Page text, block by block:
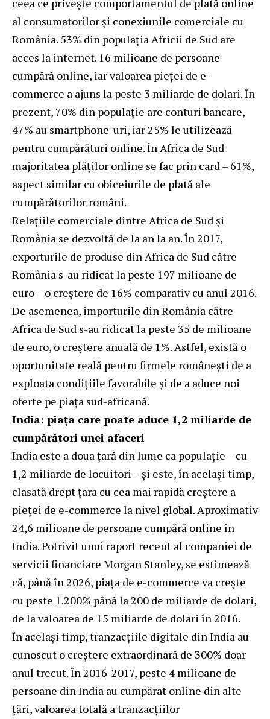
ceea ce privește comportamentul de plată online
al consumatorilor și conexiunile comerciale cu
România. 53% din populația Africii de Sud are
acces la internet. 16 milioane de persoane
cumpără online, iar valoarea pieței de e-
commerce a ajuns la peste 3 miliarde de dolari. În
prezent, 70% din populație are conturi bancare,
47% au smartphone-uri, iar 25% le utilizează
pentru cumpărături online. În Africa de Sud
majoritatea plăților online se fac prin card – 61%,
aspect similar cu obiceiurile de plată ale
cumpărătorilor români.
Relațiile comerciale dintre Africa de Sud și
România se dezvoltă de la an la an. În 2017,
exporturile de produse din Africa de Sud către
România s-au ridicat la peste 197 milioane de
euro – o creștere de 16% comparativ cu anul 2016.
De asemenea, importurile din România către
Africa de Sud s-au ridicat la peste 35 de milioane
de euro, o creștere anuală de 1%. Astfel, există o
oportunitate reală pentru firmele românești de a
exploata condițiile favorabile și de a aduce noi
oferte pe piața sud-africană.
India: piața care poate aduce 1,2 miliarde de
cumpărători unei afaceri
India este a doua țară din lume ca populație – cu
1,2 miliarde de locuitori – și este, în același timp,
clasată drept țara cu cea mai rapidă creștere a
pieței de e-commerce la nivel global. Aproximativ
24,6 milioane de persoane cumpără online în
India. Potrivit unui raport recent al companiei de
servicii financiare Morgan Stanley, se estimează
că, până în 2026, piața de e-commerce va crește
cu peste 1.200% până la 200 de miliarde de dolari,
de la valoarea de 15 miliarde de dolari în 2016.
În același timp, tranzacțiile digitale din India au
cunoscut o creștere extraordinară de 300% doar
anul trecut. În 2016-2017, peste 4 milioane de
persoane din India au cumpărat online din alte
țări, valoarea totală a tranzacțiilor